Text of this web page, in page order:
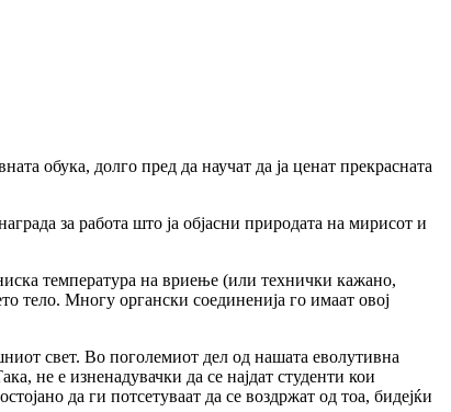
обука, долго пред да научат да ја ценат прекрасната
за работа што ја објасни природата на мирисот и
температура на вриење (или технички кажано,
тело. Многу органски соединенија го имаат овој
свет. Во поголемиот дел од нашата еволутивна
не е изненадувачки да се најдат студенти кои
да ги потсетуваат да се воздржат од тоа, бидејќи